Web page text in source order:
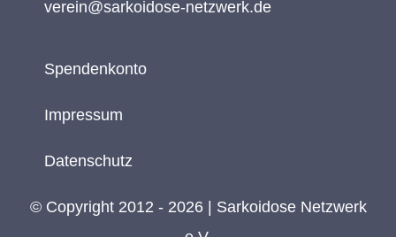
verein@sarkoidose-netzwerk.de
Spendenkonto
Impressum
Datenschutz
© Copyright 2012 - 2026 | Sarkoidose Netzwerk